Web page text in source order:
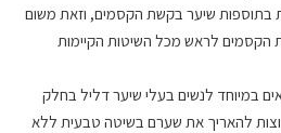
בתוספות שיער בקשת הקסמים, וזאת משום
הקסמים לראש מכל השיטות הקיימות
במיוחד לנשים בעלי שיער דליל בחלק
להאריך את שערם בשיטה טבעית ללא